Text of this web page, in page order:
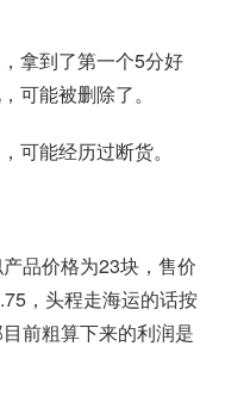
拿到了第一个5分好
可能被删除了。
可能经历过断货。
品价格为23块，售价
，头程走海运的话按
前粗算下来的利润是